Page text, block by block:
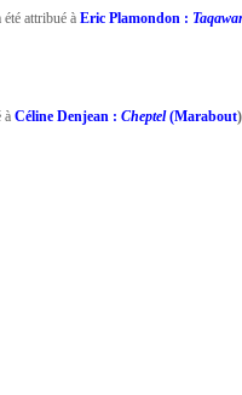
attribué à Eric Plamondon :
à Céline Denjean : Cheptel(Marabout)